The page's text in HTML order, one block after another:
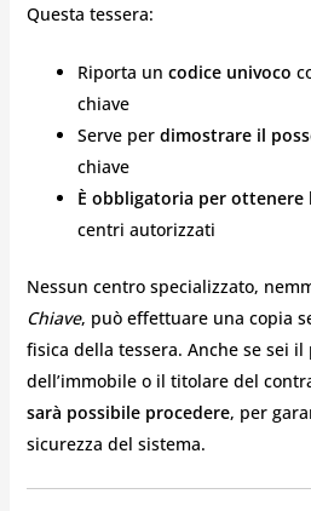
Questa tessera:
Riporta un codice univoco
chiave
Serve per dimostrare il
chiave
È obbligatoria per ottenere
centri autorizzati
Nessun centro specializzato,
Chiave, può effettuare una copia
fisica della tessera. Anche se sei
dell’immobile o il titolare del
sarà possibile procedere, per
sicurezza del sistema.